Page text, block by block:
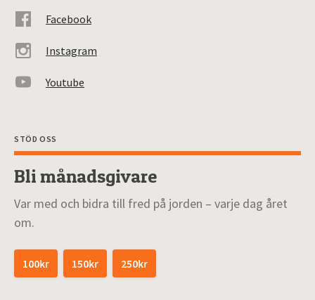
Facebook
Instagram
Youtube
STÖD OSS
Bli månadsgivare
Var med och bidra till fred på jorden – varje dag året
om.
100kr 150kr 250kr